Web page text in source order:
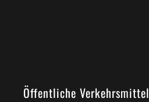
Öffentliche Verkehrsmittel